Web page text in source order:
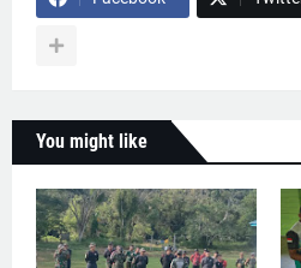
You might like